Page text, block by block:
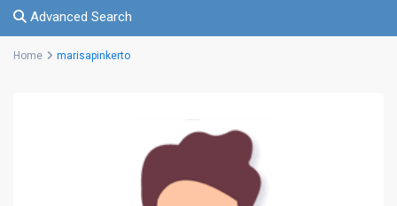
Advanced Search
Home marisapinkerto